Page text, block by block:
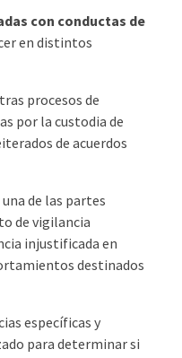
con conductas de
en distintos
procesos de
por la custodia de
de acuerdos
de las partes
de vigilancia
injustificada en
destinados
específicas y
para determinar si